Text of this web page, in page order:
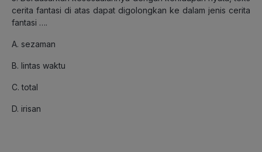
cerita fantasi di atas dapat digolongkan ke dalam jenis cerita
fantasi ….
A. sezaman
B. lintas waktu
C. total
D. irisan